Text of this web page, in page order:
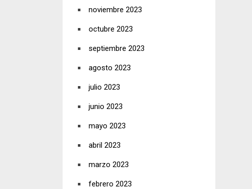
noviembre 2023
octubre 2023
septiembre 2023
agosto 2023
julio 2023
junio 2023
mayo 2023
abril 2023
marzo 2023
febrero 2023